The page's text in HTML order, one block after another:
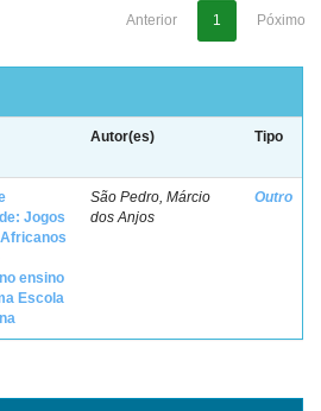
Anterior 1 Póximo
Autor(es) Tipo
Jogos
ensino
Escola
São Pedro, Márcio
dos Anjos
Outro